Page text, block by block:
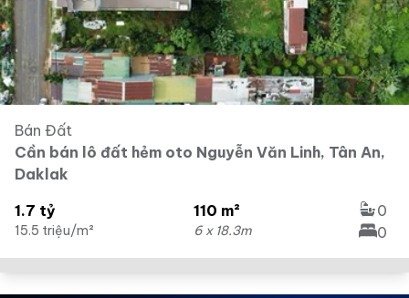
Bán Đất
Cần bán lô đất hẻm oto Nguyễn Văn Linh, Tân An,
Daklak
1.7 tỷ
15.5 triệu/m²
110 m²
6 x 18.3m
0
0